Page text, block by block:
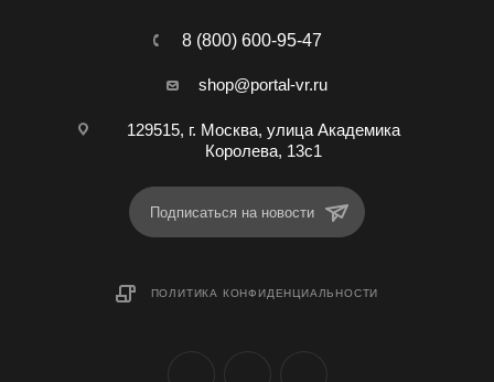
8 (800) 600-95-47
shop@portal-vr.ru
129515, г. Москва, улица Академика
Королева, 13с1
Подписаться на новости
ПОЛИТИКА КОНФИДЕНЦИАЛЬНОСТИ